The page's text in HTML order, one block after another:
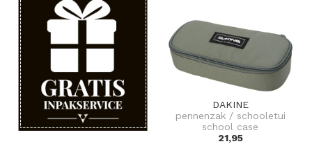
DAKINE
pennenzak / schooletui
school case
21,95